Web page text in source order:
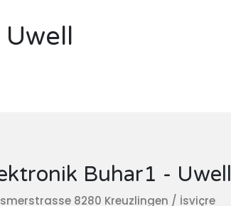
Buhar1 - Uwell
8280 Kreuzlingen / İsviçre